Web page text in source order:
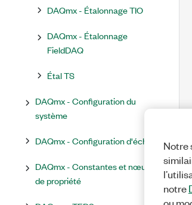
DAQmx - Étalonnage TIO
DAQmx - Étalonnage
FieldDAQ
Étal TS
DAQmx - Configuration du
système
DAQmx - Configuration d'échelle
DAQmx - Constantes et nœuds
de propriété
Notre
notre